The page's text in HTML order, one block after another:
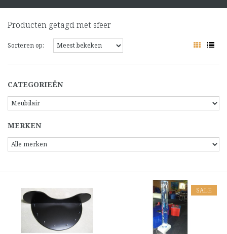
Producten getagd met sfeer
Sorteren op:
CATEGORIEËN
MERKEN
SALE